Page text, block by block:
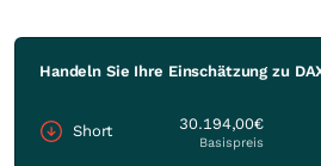
Handeln Sie Ihre Einschätzung zu
Short 30.194,00€
Basispreis